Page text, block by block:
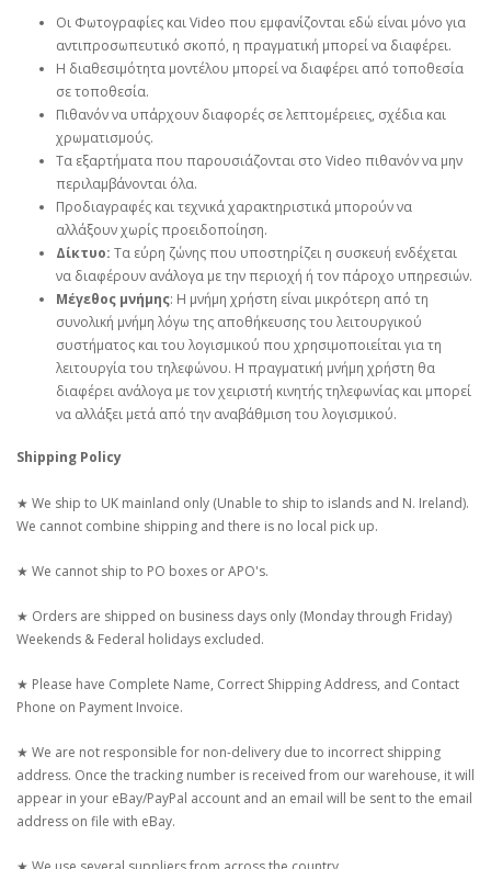
Οι Φωτογραφίες και Video που εμφανίζονται εδώ είναι μόνο για
αντιπροσωπευτικό σκοπό, η πραγματική μπορεί να διαφέρει.
Η διαθεσιμότητα μοντέλου μπορεί να διαφέρει από τοποθεσία
σε τοποθεσία.
Πιθανόν να υπάρχουν διαφορές σε λεπτομέρειες, σχέδια και
χρωματισμούς.
Τα εξαρτήματα που παρουσιάζονται στο Video πιθανόν να μην
περιλαμβάνονται όλα.
Προδιαγραφές και τεχνικά χαρακτηριστικά μπορούν να
αλλάξουν χωρίς προειδοποίηση.
Δίκτυο: Τα εύρη ζώνης που υποστηρίζει η συσκευή ενδέχεται
να διαφέρουν ανάλογα με την περιοχή ή τον πάροχο υπηρεσιών.
Μέγεθος μνήμης: Η μνήμη χρήστη είναι μικρότερη από τη
συνολική μνήμη λόγω της αποθήκευσης του λειτουργικού
συστήματος και του λογισμικού που χρησιμοποιείται για τη
λειτουργία του τηλεφώνου. Η πραγματική μνήμη χρήστη θα
διαφέρει ανάλογα με τον χειριστή κινητής τηλεφωνίας και μπορεί
να αλλάξει μετά από την αναβάθμιση του λογισμικού.
Shipping Policy
★ We ship to UK mainland only (Unable to ship to islands and N. Ireland).
We cannot combine shipping and there is no local pick up.
★ We cannot ship to PO boxes or APO's.
★ Orders are shipped on business days only (Monday through Friday)
Weekends & Federal holidays excluded.
★ Please have Complete Name, Correct Shipping Address, and Contact
Phone on Payment Invoice.
★ We are not responsible for non-delivery due to incorrect shipping
address. Once the tracking number is received from our warehouse, it will
appear in your eBay/PayPal account and an email will be sent to the email
address on file with eBay.